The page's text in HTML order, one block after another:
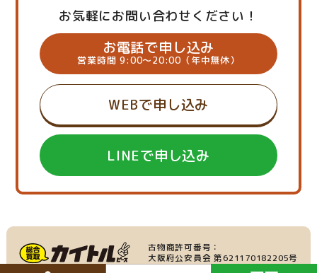
お気軽にお問い合わせください！
お電話で申し込み
営業時間 9:00～20:00（年中無休）
WEBで申し込み
LINEで申し込み
古物商許可番号：
大阪府公安員会 第621170182205号
産業廃棄物収集運搬業：